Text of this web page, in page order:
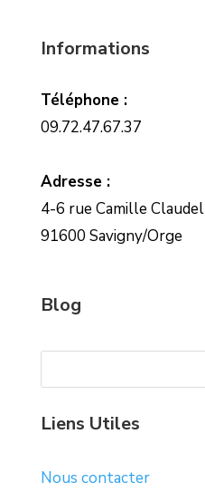
Informations
Téléphone :
09.72.47.67.37
Adresse :
4-6 rue Camille Claudel
91600 Savigny/Orge
Blog
Liens Utiles
Nous contacter